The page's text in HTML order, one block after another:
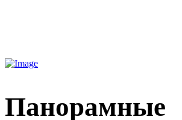
Панорамные